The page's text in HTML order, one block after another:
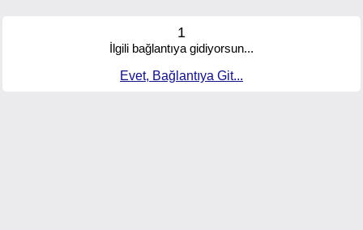
1
İlgili bağlantıya gidiyorsun...
Evet, Bağlantıya Git...